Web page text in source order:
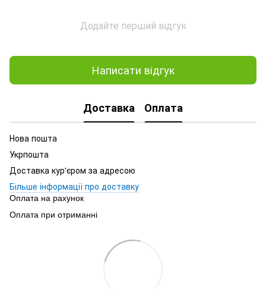
Додайте перший відгук
Написати відгук
Доставка Оплата
Нова пошта
Укрпошта
Доставка кур'єром за адресою
Більше інформації про доставку
Оплата на рахунок
Оплата при отриманні